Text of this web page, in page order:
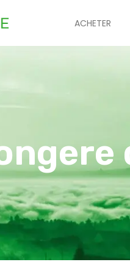
ACHETER